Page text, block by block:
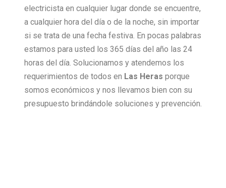
electricista en cualquier lugar donde se encuentre,
a cualquier hora del día o de la noche, sin importar
si se trata de una fecha festiva. En pocas palabras
estamos para usted los 365 días del año las 24
horas del día. Solucionamos y atendemos los
requerimientos de todos en Las Heras porque
somos económicos y nos llevamos bien con su
presupuesto brindándole soluciones y prevención.